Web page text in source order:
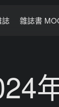
誌 雜誌書